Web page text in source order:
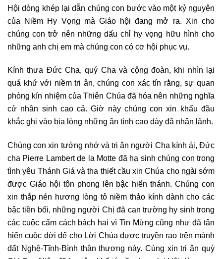
Hội dòng khép lại dẫn chúng con bước vào một kỷ nguyên
của Niềm Hy Vọng mà Giáo hội đang mở ra. Xin cho
chúng con trở nên những dấu chỉ hy vọng hữu hình cho
những anh chị em mà chúng con có cơ hội phục vụ.
Kính thưa Đức Cha, quý Cha và cộng đoàn, khi nhìn lại
quá khứ với niềm tri ân, chúng con xác tín rằng, sự quan
phòng kín nhiệm của Thiên Chúa đã hóa nên những nghĩa
cử nhân sinh cao cả. Giờ này chúng con xin khấu đầu
khắc ghi vào bia lòng những ân tình cao dày đã nhận lãnh.
Chúng con xin tưởng nhớ và tri ân người Cha kính ái, Đức
cha Pierre Lambert de la Motte đã hạ sinh chúng con trong
tình yêu Thánh Giá và tha thiết cầu xin Chúa cho ngài sớm
được Giáo hội tôn phong lên bậc hiển thánh. Chúng con
xin thắp nén hương lòng tỏ niềm thảo kính dành cho các
bậc tiền bối, những người Chị đã can trường hy sinh trong
các cuộc cấm cách bách hại vì Tin Mừng cũng như đã tận
hiến cuộc đời để cho Lời Chúa được truyền rao trên mảnh
đất Nghệ-Tĩnh-Bình thân thương này. Cùng xin tri ân quý